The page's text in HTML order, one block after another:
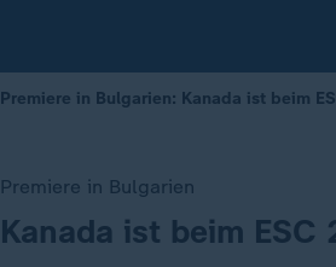
Premiere in Bulgarien: Kanada ist beim
Premiere in Bulgarien
:Kanada ist beim ESC